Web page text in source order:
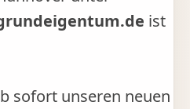
ist
sofort unseren neuen